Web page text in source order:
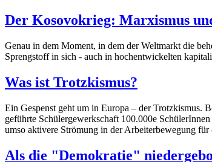
Der Kosovokrieg: Marxismus
Genau in dem Moment, in dem der Weltmarkt die
Sprengstoff in sich - auch in hochentwickelten
Was ist Trotzkismus?
Ein Gespenst geht um in Europa – der Trotzkismus.
geführte Schülergewerkschaft 100.000e
umso aktivere Strömung in der Arbeiterbewegung
Als die "Demokratie"